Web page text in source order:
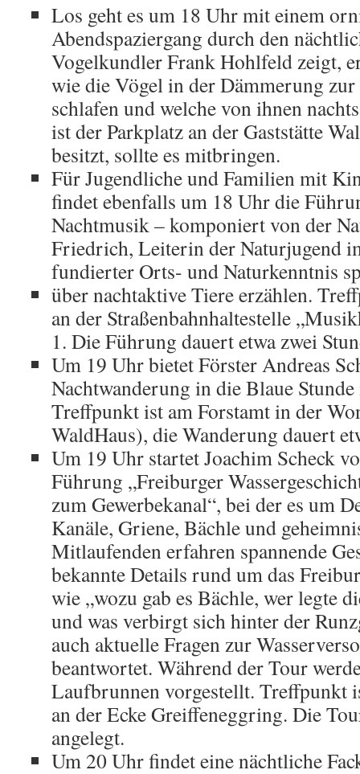
Los geht es um 18 Uhr mit einem
Abendspaziergang durch den
Vogelkundler Frank Hohlfeld zeigt,
wie die Vögel in der Dämmerung
schlafen und welche von ihnen
ist der Parkplatz an der Gaststätte
besitzt, sollte es mitbringen.
Für Jugendliche und Familien mit
findet ebenfalls um 18 Uhr die
Nachtmusik – komponiert von der
Friedrich, Leiterin der Naturjugend
fundierter Orts- und Naturkenntnis
über nachtaktive Tiere erzählen.
an der Straßenbahnhaltestelle
1. Die Führung dauert etwa zwei
Um 19 Uhr bietet Förster Andreas
Nachtwanderung in die Blaue
Treffpunkt ist am Forstamt in der
WaldHaus), die Wanderung dauert
Um 19 Uhr startet Joachim Scheck
Führung „Freiburger
zum Gewerbekanal“, bei der es um
Kanäle, Griene, Bächle und
Mitlaufenden erfahren spannende
bekannte Details rund um das
wie „wozu gab es Bächle, wer legte
und was verbirgt sich hinter der
auch aktuelle Fragen zur
beantwortet. Während der Tour
Laufbrunnen vorgestellt. Treffpunkt
an der Ecke Greiffeneggring. Die
angelegt.
Um 20 Uhr findet eine nächtliche